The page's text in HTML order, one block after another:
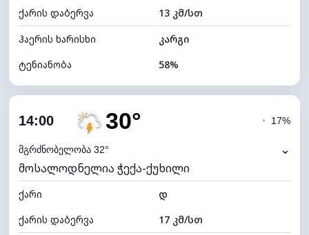
ღრუბლის სიმაღლე 5440 მ
ქარის დაბერვა
13 კმ/სთ
ჰაერის ხარისხი
კარგი
ტენიანობა
58%
ღრუბლიანობა
ნამის წერტილი
ხილვადობა
9 კმ
განათების ინდექსი 4 (მკრთალი)
ღრუბლის სიმაღლე 5040 მ
14:00 30°
მგრძნობელობა 32°
◔ 17%
⌄
მოსალოდნელია ჭექა-ქუხილი
ქარი
დ
ქარის დაბერვა
17 კმ/სთ